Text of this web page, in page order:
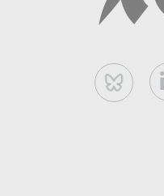
Bluesky